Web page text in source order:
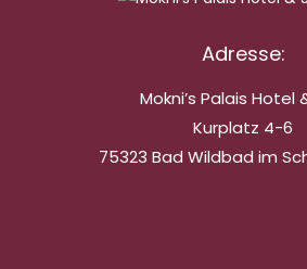
Adresse:
Mokni’s Palais Hotel
Kurplatz 4-6
75323 Bad Wildbad im